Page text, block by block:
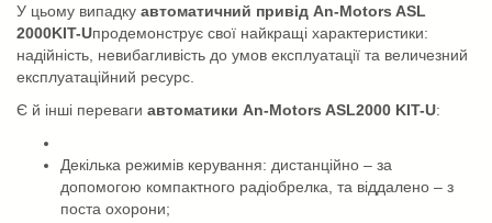
У цьому випадку автоматичний привід An-Motors ASL
2000KIT-Uпродемонструє свої найкращі характеристики:
надійність, невибагливість до умов експлуатації та величезний
експлуатаційний ресурс.
Є й інші переваги автоматики An-Motors ASL2000 KIT-U:
Декілька режимів керування: дистанційно – за
допомогою компактного радіобрелка, та віддалено – з
поста охорони;